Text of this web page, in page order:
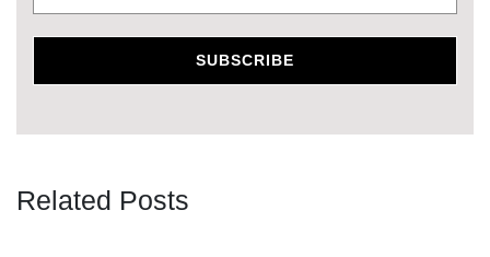
直接從電子郵件獲得 Nagra 的最新消息及獨家內容。